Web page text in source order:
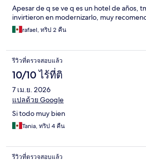
Apesar de q se ve q es un hotel de años,
invirtieron en modernizarlo, muy
rafael, ทริป 2 คืน
รีวิวที่ตรวจสอบแล้ว
10/10 ไร้ที่ติ
7 เม.ย. 2026
แปลด้วย Google
Si todo muy bien
Tania, ทริป 4 คืน
รีวิวที่ตรวจสอบแล้ว